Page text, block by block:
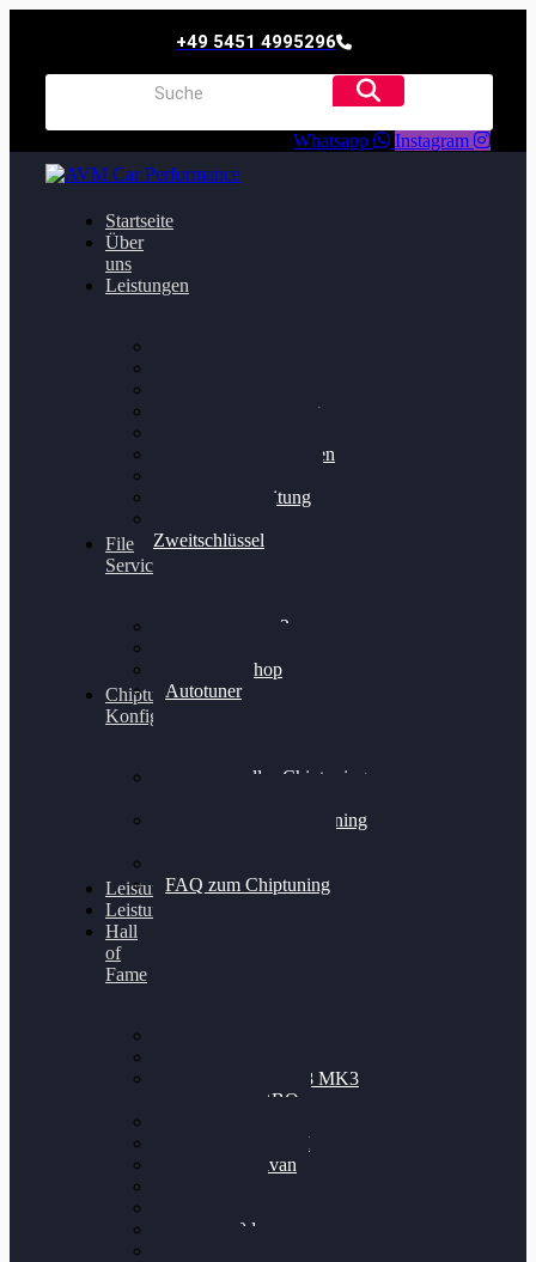
+49 5451 4995296
Whatsapp Instagram
Startseite
Über
uns
Leistungen
Getriebeoptimierung
Bremsscheiben planen
Felgenaufbereitung
Zweitschlüssel
File
Service
Alientech Kess3
Alientech Shop
Autotuner
Chiptuning
Konfigurator
Professionelles Chiptuning
Professionelles Chiptuning
FAQ zum Chiptuning
Leistungsmessung
Leistungsprüfstand
Hall
of
Fame
Nissan GT-R35 3.8 MK3
V6 TWINTURBO
VW Passat 2.0TDI
VW T6 Multivan
BMW 120d